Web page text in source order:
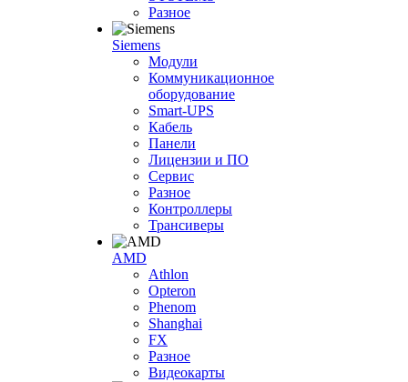
Разное
Siemens
Модули
Коммуникационное
оборудование
Smart-UPS
Кабель
Панели
Лицензии и ПО
Сервис
Разное
Контроллеры
Трансиверы
AMD
Athlon
Opteron
Phenom
Shanghai
FX
Разное
Видеокарты